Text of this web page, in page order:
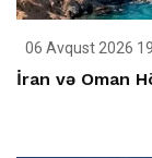
06 Avqust 2026
İran və Oman